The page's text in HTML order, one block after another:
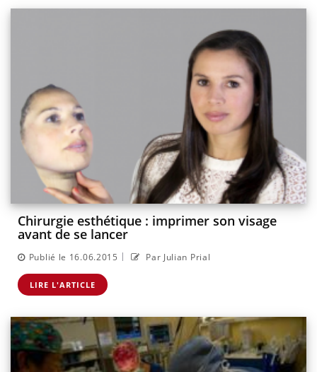
Chirurgie esthétique : imprimer son visage
avant de se lancer
Publié le 16.06.2015 | Par Julian Prial
LIRE L'ARTICLE